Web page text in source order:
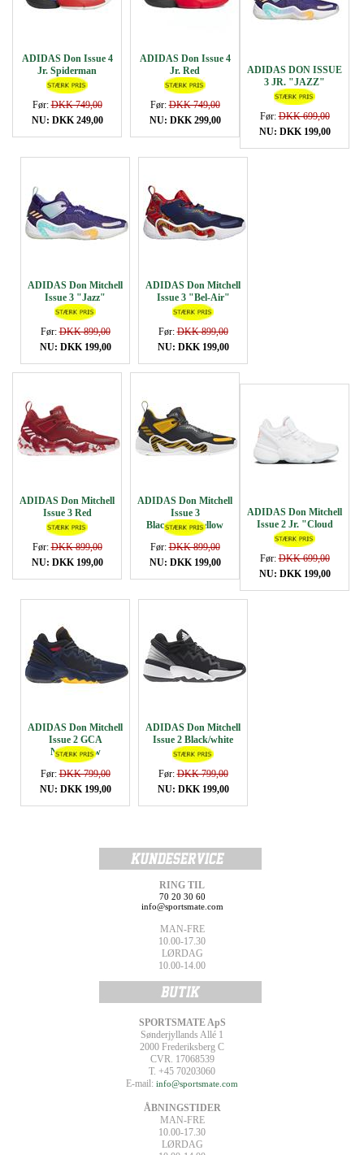
ADIDAS Don Issue 4
Jr. Spiderman
Før:DKK 749,00
NU: DKK 249,00
ADIDAS Don Issue 4
Jr. Red
Før:DKK 749,00
NU: DKK 299,00
ADIDAS DON ISSUE
3 JR. "JAZZ"
Før:DKK 699,00
NU: DKK 199,00
ADIDAS Don Mitchell
Issue 3 "Jazz"
Før:DKK 899,00
NU: DKK 199,00
ADIDAS Don Mitchell
Issue 3 "Bel-Air"
Navy/red
Før:DKK 899,00
NU: DKK 199,00
ADIDAS Don Mitchell
Issue 3 Red
Før:DKK 899,00
NU: DKK 199,00
ADIDAS Don Mitchell
Issue 3
Black/white/yellow
Før:DKK 899,00
NU: DKK 199,00
ADIDAS Don Mitchell
Issue 2 Jr. "Cloud
White"
Før:DKK 699,00
NU: DKK 199,00
ADIDAS Don Mitchell
Issue 2 GCA
Navy/yellow
Før:DKK 799,00
NU: DKK 199,00
ADIDAS Don Mitchell
Issue 2 Black/white
Før:DKK 799,00
NU: DKK 199,00
RING TIL
70 20 30 60
info@sportsmate.com
MAN-FRE
10.00-17.30
LØRDAG
10.00-14.00
SPORTSMATE ApS
Sønderjyllands Allé 1
2000 Frederiksberg C
CVR. 17068539
T. +45 70203060
E-mail: info@sportsmate.com
ÅBNINGSTIDER
MAN-FRE
10.00-17.30
LØRDAG